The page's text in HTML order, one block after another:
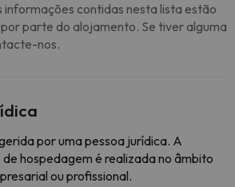
informações contidas nesta lista estão
parte do alojamento. Se tiver alguma
nos.
por uma pessoa jurídica. A
hospedagem é realizada no âmbito
ou profissional.